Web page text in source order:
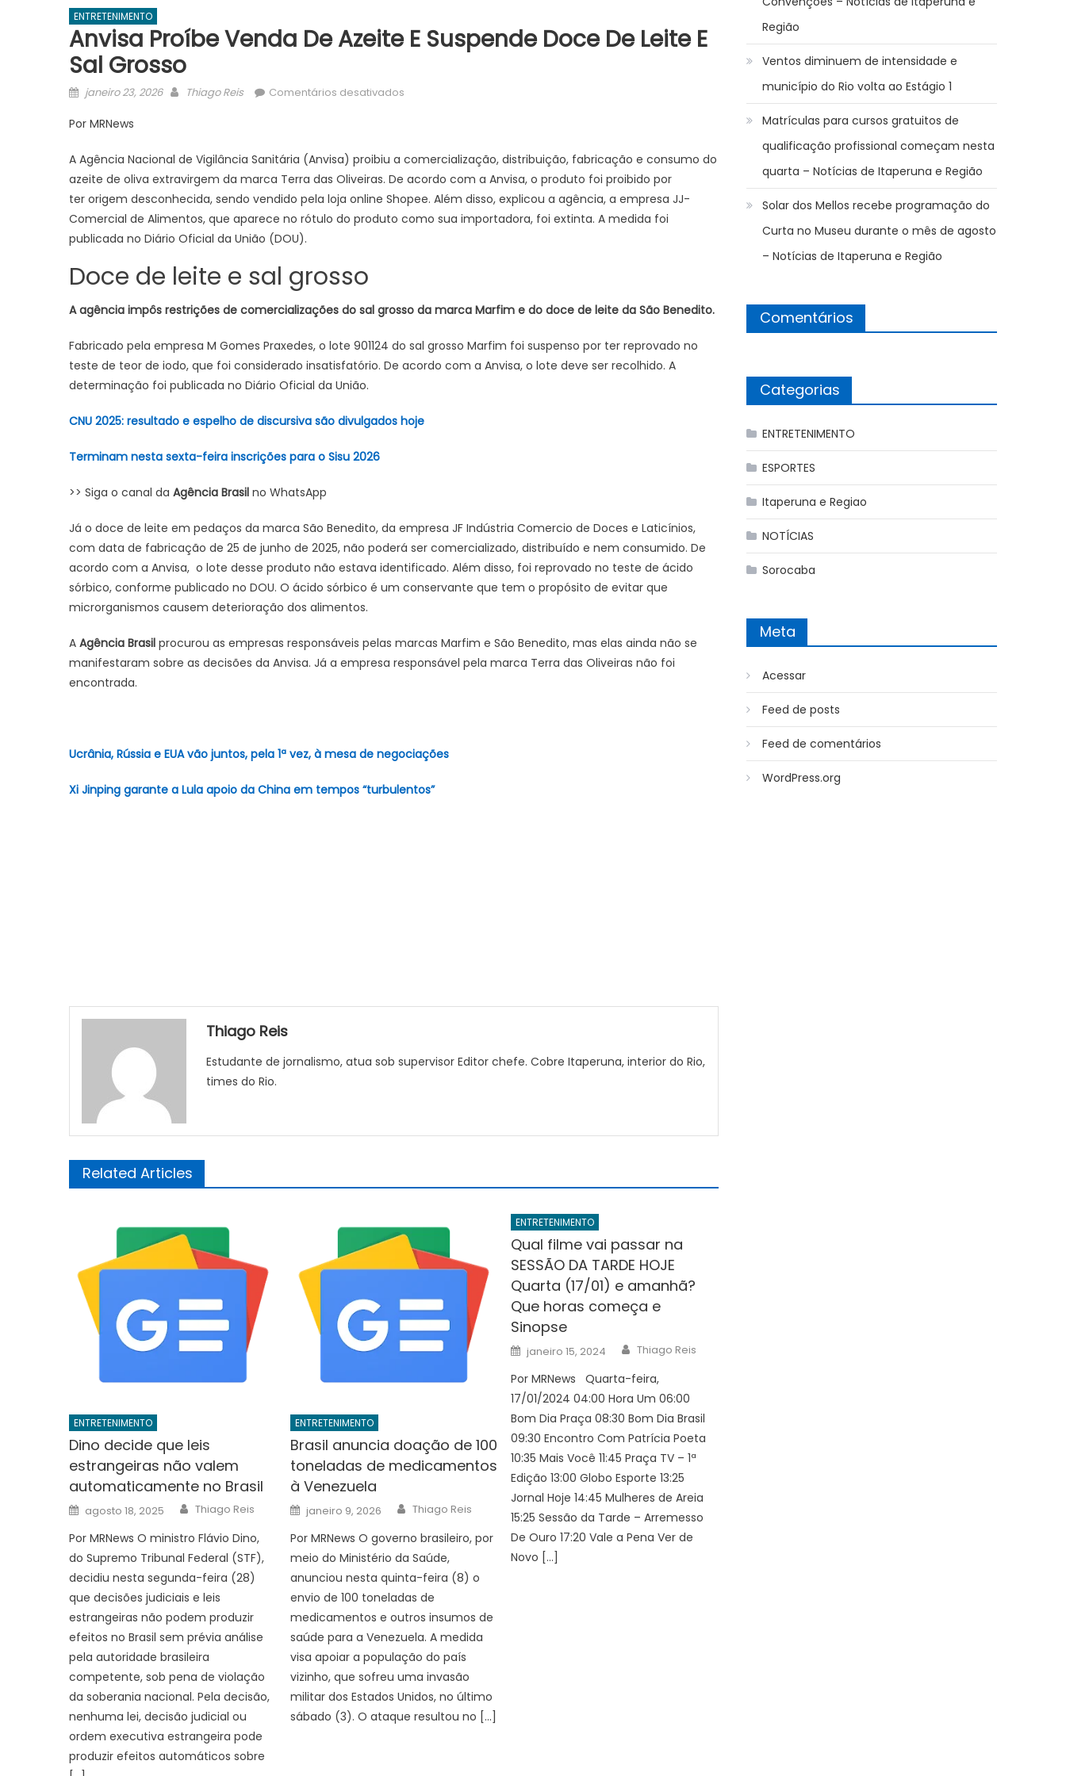
ENTRETENIMENTO
Anvisa Proíbe Venda De Azeite E Suspende Doce De Leite E
Sal Grosso
Posted
janeiro 23, 2026 Author
Thiago Reis Comentários desativados
de
azeite
e
suspende
sal
Por MRNews
A Agência Nacional de Vigilância Sanitária (Anvisa) proibiu a comercialização, distribuição, fabricação e consumo do
azeite de oliva extravirgem da marca Terra das Oliveiras. De acordo com a Anvisa, o produto foi proibido por
ter origem desconhecida, sendo vendido pela loja online Shopee. Além disso, explicou a agência, a empresa JJ-
Comercial de Alimentos, que aparece no rótulo do produto como sua importadora, foi extinta. A medida foi
publicada no Diário Oficial da União (DOU).
Doce de leite e sal grosso
A agência impôs restrições de comercializações do sal grosso da marca Marfim e do doce de leite da São Benedito.
Fabricado pela empresa M Gomes Praxedes, o lote 901124 do sal grosso Marfim foi suspenso por ter reprovado no
teste de teor de iodo, que foi considerado insatisfatório. De acordo com a Anvisa, o lote deve ser recolhido. A
determinação foi publicada no Diário Oficial da União.
CNU 2025: resultado e espelho de discursiva são divulgados hoje
Terminam nesta sexta-feira inscrições para o Sisu 2026
>> Siga o canal da Agência Brasil no WhatsApp
Já o doce de leite em pedaços da marca São Benedito, da empresa JF Indústria Comercio de Doces e Laticínios,
com data de fabricação de 25 de junho de 2025, não poderá ser comercializado, distribuído e nem consumido. De
acordo com a Anvisa, o lote desse produto não estava identificado. Além disso, foi reprovado no teste de ácido
sórbico, conforme publicado no DOU. O ácido sórbico é um conservante que tem o propósito de evitar que
microrganismos causem deterioração dos alimentos.
A Agência Brasil procurou as empresas responsáveis pelas marcas Marfim e São Benedito, mas elas ainda não se
manifestaram sobre as decisões da Anvisa. Já a empresa responsável pela marca Terra das Oliveiras não foi
encontrada.
Ucrânia, Rússia e EUA vão juntos, pela 1ª vez, à mesa de negociações
Xi Jinping garante a Lula apoio da China em tempos “turbulentos”
Thiago Reis
Estudante de jornalismo, atua sob supervisor Editor chefe. Cobre Itaperuna, interior do Rio,
times do Rio.
Related Articles
ENTRETENIMENTO
Dino decide que leis
estrangeiras não valem
automaticamente no Brasil
Posted
on
agosto 18, 2025 Author
Thiago Reis
Por MRNews O ministro Flávio Dino,
do Supremo Tribunal Federal (STF),
decidiu nesta segunda-feira (28)
que decisões judiciais e leis
estrangeiras não podem produzir
efeitos no Brasil sem prévia análise
pela autoridade brasileira
competente, sob pena de violação
da soberania nacional. Pela decisão,
nenhuma lei, decisão judicial ou
ordem executiva estrangeira pode
produzir efeitos automáticos sobre
ENTRETENIMENTO
Brasil anuncia doação de 100
toneladas de medicamentos
à Venezuela
Posted
on
janeiro 9, 2026 Author
Thiago Reis
Por MRNews O governo brasileiro, por
meio do Ministério da Saúde,
anunciou nesta quinta-feira (8) o
envio de 100 toneladas de
medicamentos e outros insumos de
saúde para a Venezuela. A medida
visa apoiar a população do país
vizinho, que sofreu uma invasão
militar dos Estados Unidos, no último
sábado (3). O ataque resultou no […]
ENTRETENIMENTO
Qual filme vai passar na
SESSÃO DA TARDE HOJE
Quarta (17/01) e amanhã?
Que horas começa e
Sinopse
Posted
on
janeiro 15, 2024 Author
Thiago Reis
Por MRNews Quarta-feira,
17/01/2024 04:00 Hora Um 06:00
Bom Dia Praça 08:30 Bom Dia Brasil
09:30 Encontro Com Patrícia Poeta
10:35 Mais Você 11:45 Praça TV – 1ª
Edição 13:00 Globo Esporte 13:25
Jornal Hoje 14:45 Mulheres de Areia
15:25 Sessão da Tarde – Arremesso
De Ouro 17:20 Vale a Pena Ver de
Novo […]
Região
Ventos diminuem de intensidade e
município do Rio volta ao Estágio 1
Matrículas para cursos gratuitos de
qualificação profissional começam nesta
quarta – Notícias de Itaperuna e Região
Solar dos Mellos recebe programação do
Curta no Museu durante o mês de agosto
– Notícias de Itaperuna e Região
Comentários
Categorias
ENTRETENIMENTO
ESPORTES
Itaperuna e Regiao
NOTÍCIAS
Sorocaba
Meta
Acessar
Feed de posts
Feed de comentários
WordPress.org